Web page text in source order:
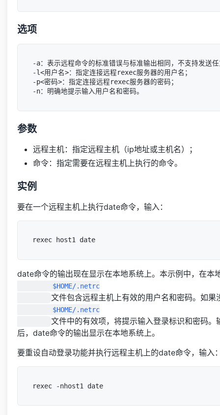
选项
-a：表示远程命令的标准错误与标准输出相同，不支持发送
-l<用户名>：指定连接远程rexec服务器的用户名；
-p<密码>：指定连接远程rexec服务器的密码；
参数
远程主机：指定远程主机（ip地址或主机名）；
命令：指定需要在远程主机上执行的命令。
实例
要在一个远程主机上执行date命令，输入：
rexec host1 date
date命令的输出现在显示在本地系统上。本示例中，在本
文件包含远程主机上有效的用户名和密码。如果
文件中的有效项，将提示输入登录标识和密码。
后，date命令的输出显示在本地系统上。
要重设自动登录功能并执行远程主机上的date命令，输入
rexec -nhost1 date